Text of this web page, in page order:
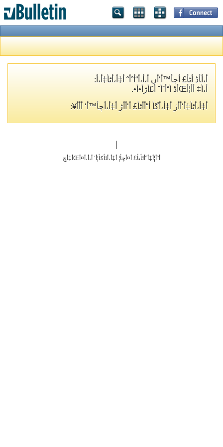
أ،أ‍أڈ أٹأ£ أچأ™أ‘أں أ،أ،أ“أˆأˆ أ‡أ،أٹأ‡أ،أ­:
أ،أ‡ أ­أ¦أŒأڈ أ“أˆأˆ أ£أژأ•أ•.
أ‡أ،أٹأ‡أ‘أ­أژ أ‡أ،أگأ­ أ“أ­أٹأ£ أ‘أ‌أڑ أ‡أ،أچأ™أ‘ أ‌أ­أ¥:
أˆأ¦أ‡أˆأٹأںأ£ أ¤أچأ¦ أ‡أ،أٹأکأ¦أ‘ أ،أ،أ¤أŒأ‡أچ